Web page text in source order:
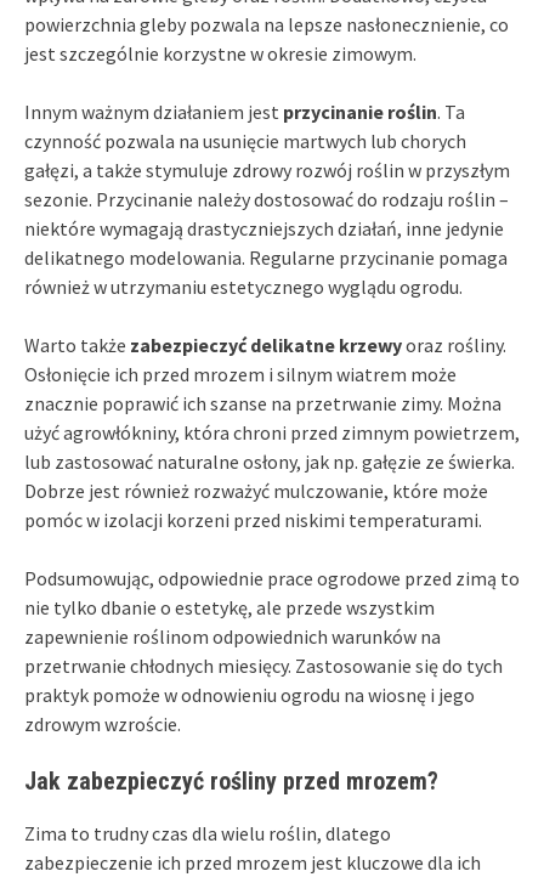
powierzchnia gleby pozwala na lepsze nasłonecznienie, co
jest szczególnie korzystne w okresie zimowym.
Innym ważnym działaniem jest przycinanie roślin. Ta
czynność pozwala na usunięcie martwych lub chorych
gałęzi, a także stymuluje zdrowy rozwój roślin w przyszłym
sezonie. Przycinanie należy dostosować do rodzaju roślin –
niektóre wymagają drastyczniejszych działań, inne jedynie
delikatnego modelowania. Regularne przycinanie pomaga
również w utrzymaniu estetycznego wyglądu ogrodu.
Warto także zabezpieczyć delikatne krzewyoraz rośliny.
Osłonięcie ich przed mrozem i silnym wiatrem może
znacznie poprawić ich szanse na przetrwanie zimy. Można
użyć agrowłókniny, która chroni przed zimnym powietrzem,
lub zastosować naturalne osłony, jak np. gałęzie ze świerka.
Dobrze jest również rozważyć mulczowanie, które może
pomóc w izolacji korzeni przed niskimi temperaturami.
Podsumowując, odpowiednie prace ogrodowe przed zimą to
nie tylko dbanie o estetykę, ale przede wszystkim
zapewnienie roślinom odpowiednich warunków na
przetrwanie chłodnych miesięcy. Zastosowanie się do tych
praktyk pomoże w odnowieniu ogrodu na wiosnę i jego
zdrowym wzroście.
Jak zabezpieczyć rośliny przed mrozem?
Zima to trudny czas dla wielu roślin, dlatego
zabezpieczenie ich przed mrozem jest kluczowe dla ich